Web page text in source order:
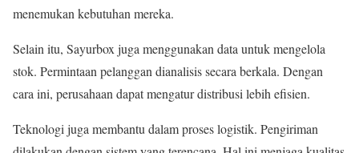
menemukan kebutuhan mereka.
Selain itu, Sayurbox juga menggunakan data untuk mengelola
stok. Permintaan pelanggan dianalisis secara berkala. Dengan
cara ini, perusahaan dapat mengatur distribusi lebih efisien.
Teknologi juga membantu dalam proses logistik. Pengiriman